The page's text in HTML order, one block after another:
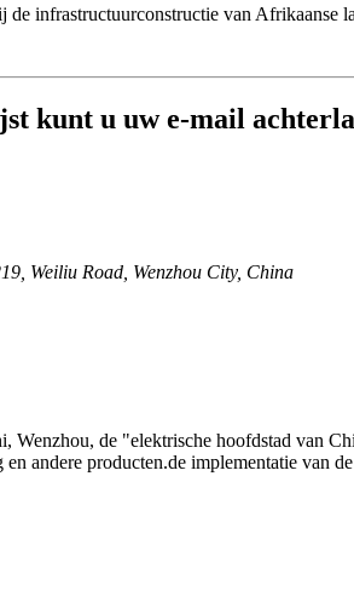
infrastructuurconstructie van Afrikaanse
kunt u uw e-mail
Weiliu Road, Wenzhou City, China
de "elektrische hoofdstad van
andere producten.de implementatie van